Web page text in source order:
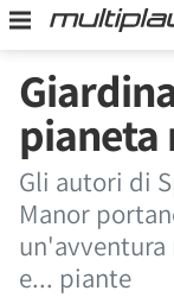
pianeta
Gli autori di
Manor
e... piante